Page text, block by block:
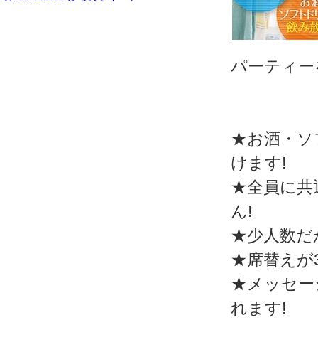
パーティ
★お酒・ソ
けます!
★全員に共
ん!
★少人数だ
★席替えが
★メッセー
れます!